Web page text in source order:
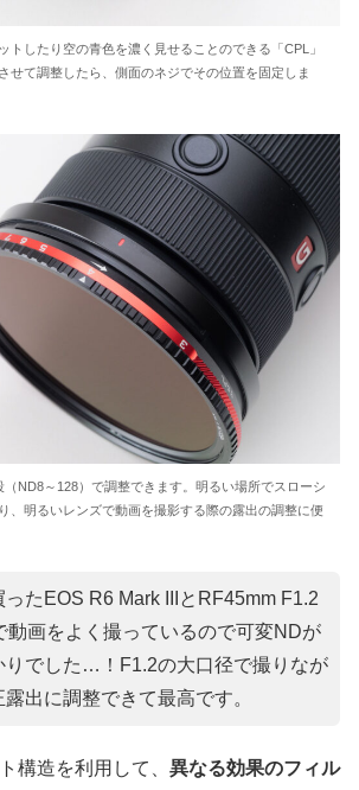
トしたり空の青色を濃く見せることのできる「CPL」
せて調整したら、側面のネジでその位置を固定しま
ND8～128）で調整できます。明るい場所でスローシ
、明るいレンズで動画を撮影する際の露出の調整に便
ったEOS R6 Mark IIIとRF45mm F1.2
動画をよく撮っているので可変NDが
りでした…！F1.2の大口径で撮りなが
露出に調整できて最高です。
構造を利用して、 異なる効果のフィル